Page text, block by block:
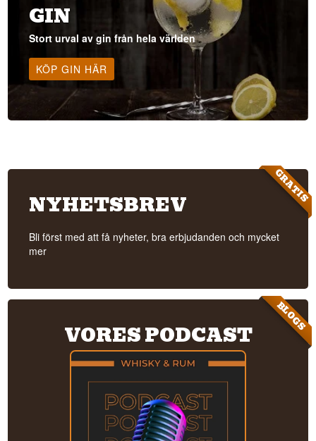
GIN
Stort urval av gin från hela världen
KÖP GIN HÄR
GRATIS
NYHETSBREV
Bli först med att få nyheter, bra erbjudanden och mycket
mer
BLOGS
VORES PODCAST